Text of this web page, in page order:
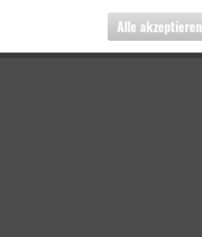
Alle akzeptieren